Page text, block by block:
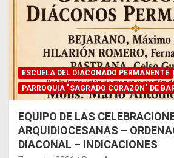
ESCUELA DEL DIACONADO PERMANENTE
PARROQUIA "SAGRADO CORAZÓN" DE
EQUIPO DE LAS
ARQUIDIOCESANAS –
DIACONAL – INDICACIONES